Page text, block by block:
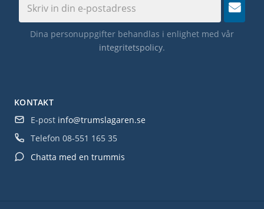
KONTAKT
E-post info@trumslagaren.se
Telefon 08-551 165 35
Chatta med en trummis
Dina personuppgifter behandlas i enlighet med vår
integritetspolicy.